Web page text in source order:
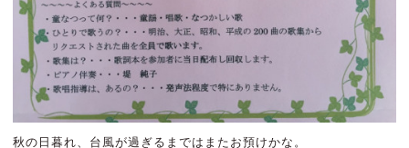
秋の日暮れ、台風が過ぎるまではまたお預けかな。